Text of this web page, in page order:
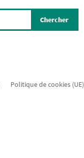
Politique de cookies (UE)